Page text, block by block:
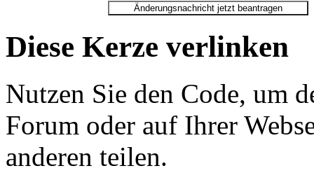
Diese Kerze verlinken
Nutzen Sie den Code, um
Forum oder auf Ihrer
anderen teilen.